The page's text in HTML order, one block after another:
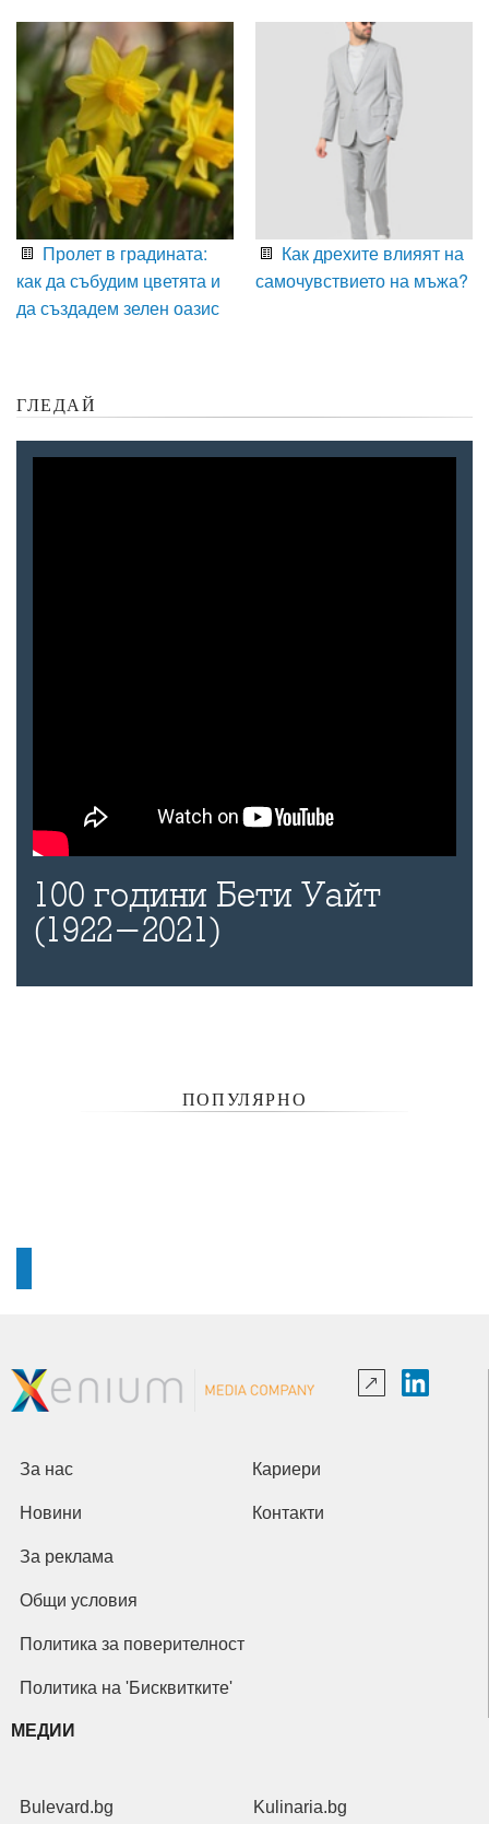
Пролет в градината:
как да събудим цветята и
да създадем зелен оазис
Как дрехите влияят на
самочувствието на мъжа?
ГЛЕДАЙ
100 години Бети Уайт
(1922-2021)
ПОПУЛЯРНО
За нас Кариери
Новини Контакти
За реклама
Общи условия
Политика за поверителност
Политика на 'Бисквитките'
МЕДИИ
Bulevard.bg Kulinaria.bg